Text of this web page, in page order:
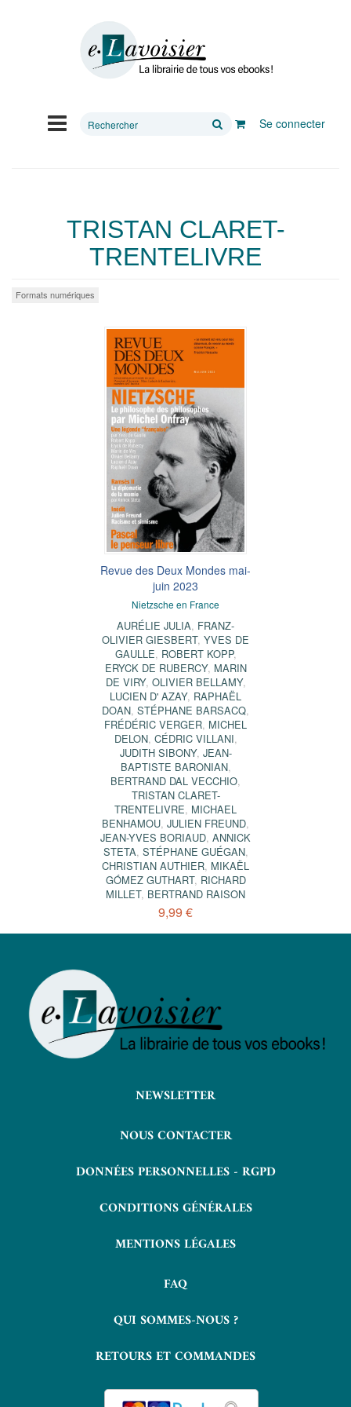
Rechercher
Se connecter
TRISTAN CLARET-
TRENTELIVRE
Formats numériques
Revue des Deux Mondes mai-
juin 2023
Nietzsche en France
AURÉLIE JULIA, FRANZ-
OLIVIER GIESBERT, YVES DE
GAULLE, ROBERT KOPP,
ERYCK DE RUBERCY, MARIN
DE VIRY, OLIVIER BELLAMY,
LUCIEN D' AZAY, RAPHAËL
DOAN, STÉPHANE BARSACQ,
FRÉDÉRIC VERGER, MICHEL
DELON, CÉDRIC VILLANI,
JUDITH SIBONY, JEAN-
BAPTISTE BARONIAN,
BERTRAND DAL VECCHIO,
TRISTAN CLARET-
TRENTELIVRE, MICHAEL
BENHAMOU, JULIEN FREUND,
JEAN-YVES BORIAUD, ANNICK
STETA, STÉPHANE GUÉGAN,
CHRISTIAN AUTHIER, MIKAËL
GÓMEZ GUTHART, RICHARD
MILLET, BERTRAND RAISON
9,99 €
NEWSLETTER
NOUS CONTACTER
DONNÉES PERSONNELLES - RGPD
CONDITIONS GÉNÉRALES
MENTIONS LÉGALES
FAQ
QUI SOMMES-NOUS ?
RETOURS ET COMMANDES